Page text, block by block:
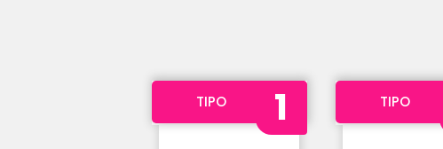
TIPO 1 TIPO